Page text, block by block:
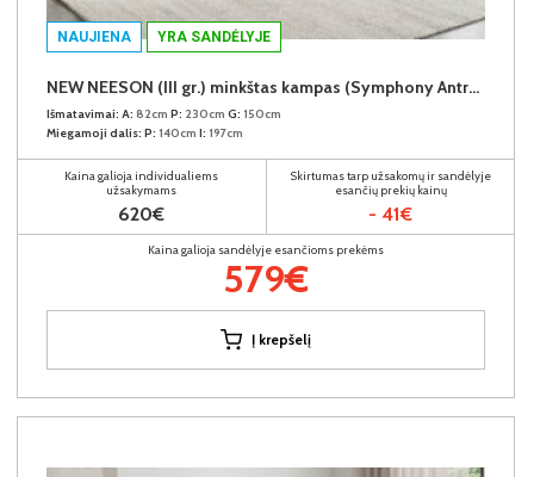
NAUJIENA YRA SANDĖLYJE
NEW NEESON (III gr.) minkštas kampas (Symphony Antracite-20)
Išmatavimai: A: 82cm P: 230cm G: 150cm
Miegamoji dalis: P: 140cm I: 197cm
Kaina galioja individualiems
užsakymams
620€
Skirtumas tarp užsakomų ir sandėlyje
esančių prekių kainų
- 41€
Kaina galioja sandėlyje esančioms prekėms
579€
Į krepšelį